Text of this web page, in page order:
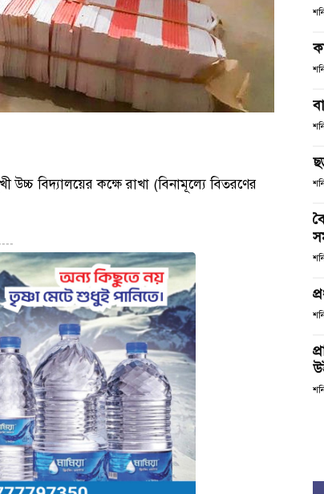
বিদ্যালয়ের কক্ষে রাখা (বিনামূল্যে বিতরণের